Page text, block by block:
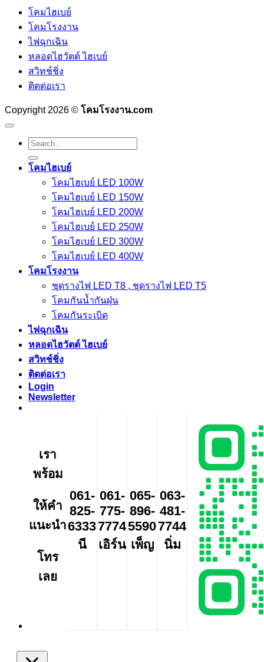
โคมไฮเบย์
โคมโรงงาน
ไฟฉุกเฉิน
หลอดไฮวัตต์ ไฮเบย์
สวิทช์ชิ่ง
ติดต่อเรา
Copyright 2026 © โคมโรงงาน.com
Search
for:
โคมไฮเบย์
โคมไฮเบย์ LED 100W
โคมไฮเบย์ LED 150W
โคมไฮเบย์ LED 200W
โคมไฮเบย์ LED 250W
โคมไฮเบย์ LED 300W
โคมไฮเบย์ LED 400W
โคมโรงงาน
ชุดรางไฟ LED T8 , ชุดรางไฟ LED T5
โคมกันน้ำกันฝุ่น
โคมกันระเบิด
ไฟฉุกเฉิน
หลอดไฮวัตต์ ไฮเบย์
สวิทช์ชิ่ง
ติดต่อเรา
Login
Newsletter
เรา
พร้อม
ให้คำ
แนะนำ
โทร
เลย
061-
825-
6333
นี
061-
775-
7774
เอิร์น
065-
896-
5590
เพ็ญ
063-
481-
7744
นิ่ม